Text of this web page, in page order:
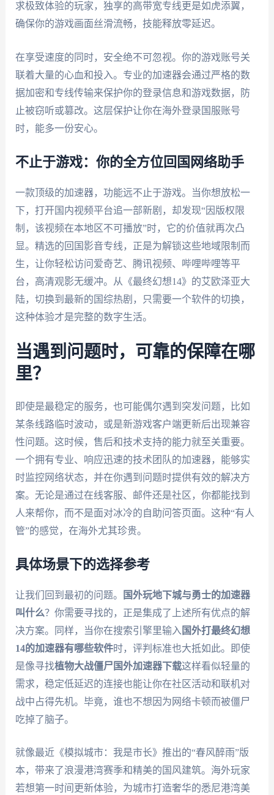
求极致体验的玩家，独享的高带宽专线更是如虎添翼，
确保你的游戏画面丝滑流畅，技能释放零延迟。
在享受速度的同时，安全绝不可忽视。你的游戏账号关
联着大量的心血和投入。专业的加速器会通过严格的数
据加密和专线传输来保护你的登录信息和游戏数据，防
止被窃听或篡改。这层保护让你在海外登录国服账号
时，能多一份安心。
不止于游戏：你的全方位回国网络助手
一款顶级的加速器，功能远不止于游戏。当你想放松一
下，打开国内视频平台追一部新剧，却发现“因版权限
制，该视频在本地区不可播放”时，它的价值就再次凸
显。精选的回国影音专线，正是为解锁这些地域限制而
生，让你轻松访问爱奇艺、腾讯视频、哔哩哔哩等平
台，高清观影无缓冲。从《最终幻想14》的艾欧泽亚大
陆，切换到最新的国综热剧，只需要一个软件的切换，
这种体验才是完整的数字生活。
当遇到问题时，可靠的保障在哪
里？
即使是最稳定的服务，也可能偶尔遇到突发问题，比如
某条线路临时波动，或是新游戏客户端更新后出现兼容
性问题。这时候，售后和技术支持的能力就至关重要。
一个拥有专业、响应迅速的技术团队的加速器，能够实
时监控网络状态，并在你遇到问题时提供有效的解决方
案。无论是通过在线客服、邮件还是社区，你都能找到
人来帮你，而不是面对冰冷的自助问答页面。这种“有人
管”的感觉，在海外尤其珍贵。
具体场景下的选择参考
让我们回到最初的问题。
国外玩地下城与勇士的加速器
叫什么？你需要寻找的，正是集成了上述所有优点的解
决方案。同样，当你在搜索引擎里输入 国外打最终幻想
14的加速器有哪些软件时，评判标准也大抵如此。即使
是像寻找植物大战僵尸国外加速器下载这样看似轻量的
需求，稳定低延迟的连接也能让你在社区活动和联机对
战中占得先机。毕竟，谁也不想因为网络卡顿而被僵尸
吃掉了脑子。
就像最近《模拟城市：我是市长》推出的“春风醉雨”版
本，带来了浪漫港湾赛季和精美的国风建筑。海外玩家
若想第一时间更新体验，为城市打造奢华的悉尼港湾美